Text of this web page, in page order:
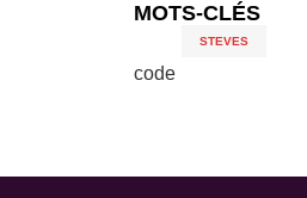
MOTS-CLÉS
STEVES
code